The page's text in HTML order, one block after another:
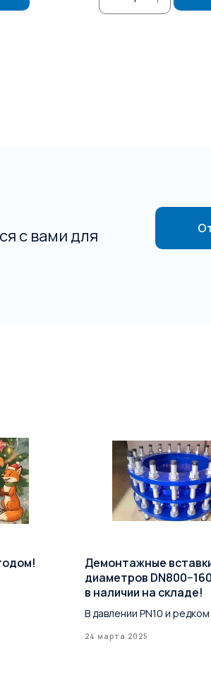
с вами для
Демонтажные
диаметров
в наличии на складе!
В давлении PN10 и редком
24 марта 2025